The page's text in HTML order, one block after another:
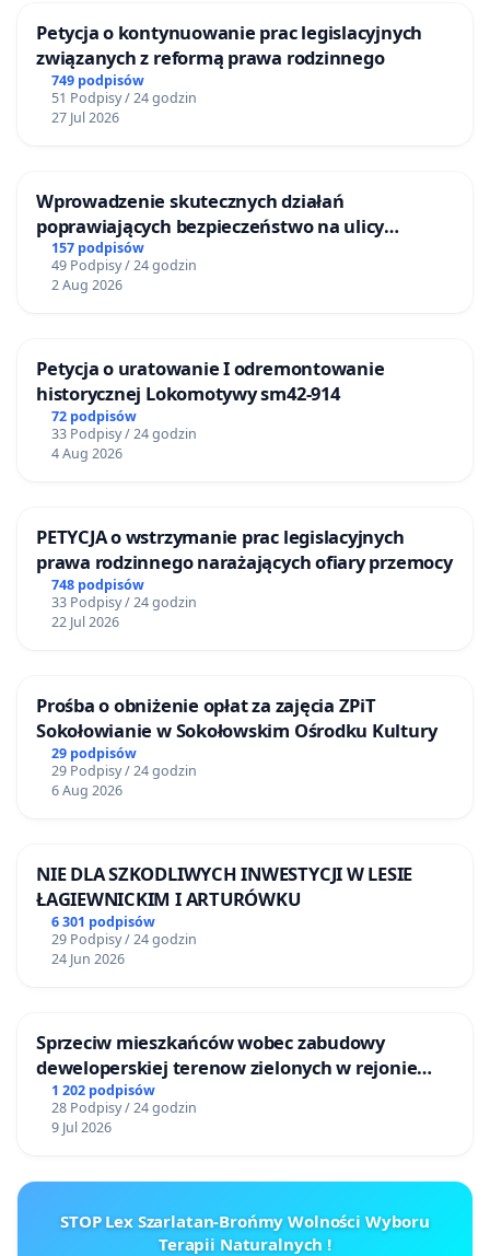
Petycja o kontynuowanie prac legislacyjnych
związanych z reformą prawa rodzinnego
749 podpisów
51 Podpisy / 24 godzin
27 Jul 2026
Wprowadzenie skutecznych działań
poprawiających bezpieczeństwo na ulicy
Żeromskiego w Otwocku
157 podpisów
49 Podpisy / 24 godzin
2 Aug 2026
Petycja o uratowanie I odremontowanie
historycznej Lokomotywy sm42-914
72 podpisów
33 Podpisy / 24 godzin
4 Aug 2026
PETYCJA o wstrzymanie prac legislacyjnych
prawa rodzinnego narażających ofiary przemocy
748 podpisów
33 Podpisy / 24 godzin
22 Jul 2026
Prośba o obniżenie opłat za zajęcia ZPiT
Sokołowianie w Sokołowskim Ośrodku Kultury
29 podpisów
29 Podpisy / 24 godzin
6 Aug 2026
NIE DLA SZKODLIWYCH INWESTYCJI W LESIE
ŁAGIEWNICKIM I ARTURÓWKU
6 301 podpisów
29 Podpisy / 24 godzin
24 Jun 2026
Sprzeciw mieszkańców wobec zabudowy
deweloperskiej terenow zielonych w rejonie
Bulwarów Straceńskich w Bielsku-Białej
1 202 podpisów
28 Podpisy / 24 godzin
9 Jul 2026
STOP Lex Szarlatan-Brońmy Wolności Wyboru
Terapii Naturalnych !